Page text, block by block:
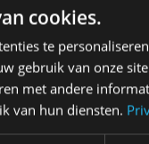
“Het
van de
cookies.
te
gebruik van onze
met andere
van hun diensten.